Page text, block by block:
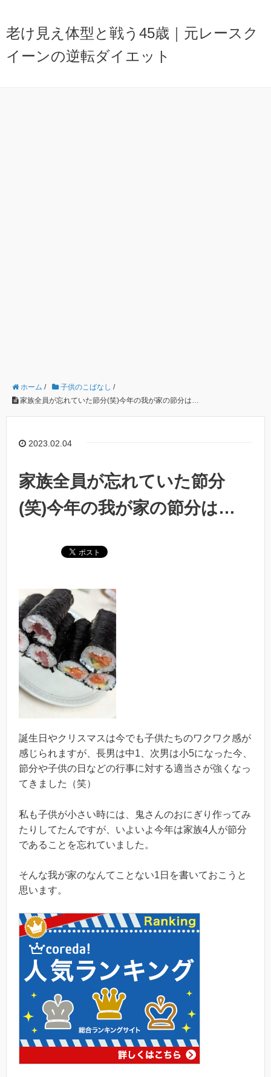
老け見え体型と戦う45歳｜元レースク
イーンの逆転ダイエット
ホーム / 子供のこばなし /
家族全員が忘れていた節分(笑)今年の我が家の節分は…
2023.02.04
家族全員が忘れていた節分
(笑)今年の我が家の節分は…
誕生日やクリスマスは今でも子供たちのワクワク感が
感じられますが、長男は中1、次男は小5になった今、
節分や子供の日などの行事に対する適当さが強くなっ
てきました（笑）
私も子供が小さい時には、鬼さんのおにぎり作ってみ
たりしてたんですが、いよいよ今年は家族4人が節分
であることを忘れていました。
そんな我が家のなんてことない1日を書いておこうと
思います。